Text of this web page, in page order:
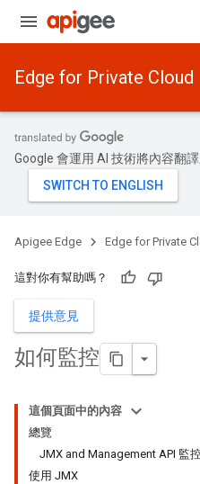
Edge for Private Cloud
Google 會運用 AI 技術將內容翻
Apigee Edge Edge for Private
這對你有幫助嗎？
提供意見
如何監控
這個頁面中的內容
總覽
JMX and Management API 監
使用 JMX